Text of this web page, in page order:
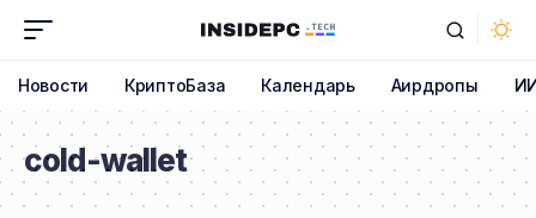
Новости КриптоБаза Календарь Аирдропы
cold-wallet